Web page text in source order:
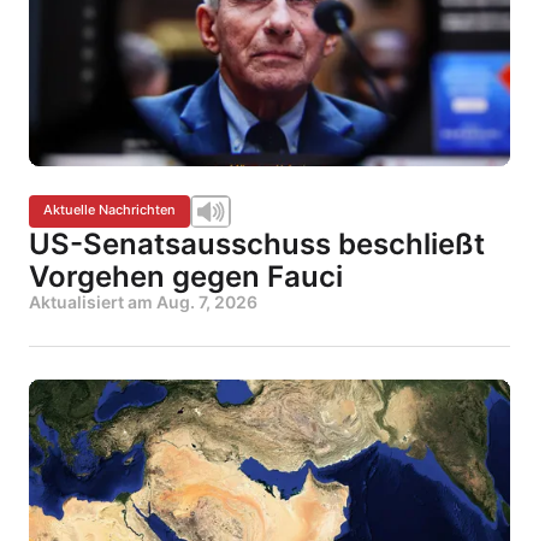
Aktuelle Nachrichten
US-Senatsausschuss beschließt
Vorgehen gegen Fauci
Aktualisiert am Aug. 7, 2026